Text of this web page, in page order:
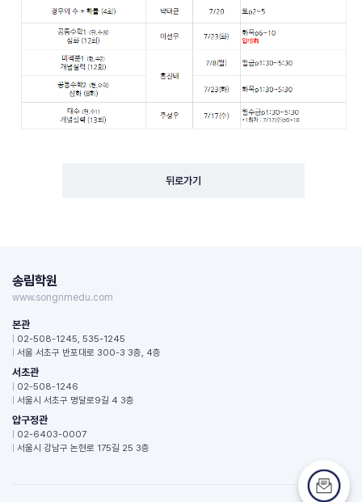
뒤로가기
송림학원
www.songrimedu.com
본관
02-508-1245, 535-1245
서울 서초구 반포대로 300-3 3층, 4층
서초관
02-508-1246
서울시 서초구 명달로9길 4 3층
압구정관
02-6403-0007
서울시 강남구 논현로 175길 25 3층